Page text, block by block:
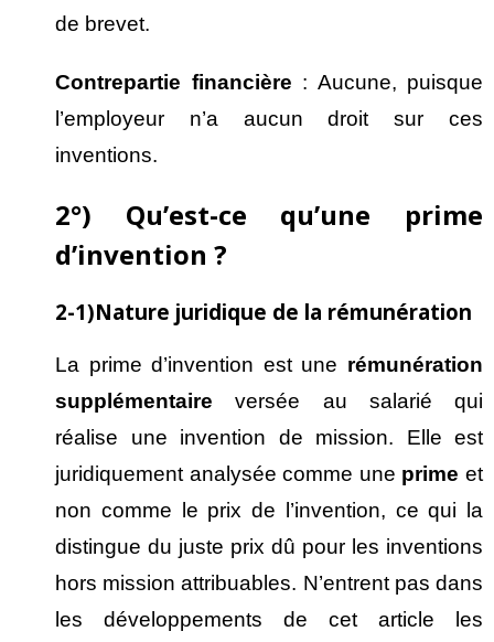
de brevet.
Contrepartie financière : Aucune, puisque
l’employeur n’a aucun droit sur ces
inventions.
2°) Qu’est-ce qu’une prime
d’invention ?
2-1)Nature juridique de la rémunération
La prime d’invention est une rémunération
suppl émentaire versée au salarié qui
réalise une invention de mission. Elle est
juridiquement analysée comme une prime et
non comme le prix de l’invention, ce qui la
distingue du juste prix dû pour les inventions
hors mission attribuables. N’entrent pas dans
les développements de cet article les